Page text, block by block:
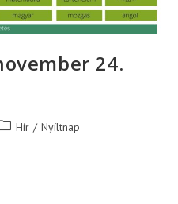
24.
Hír / Nyíltnap